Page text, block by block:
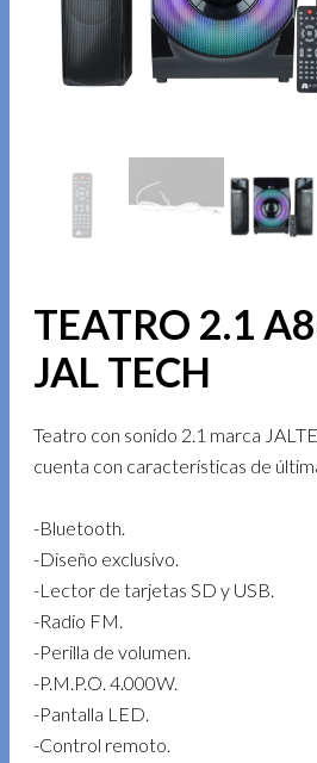
TEATRO 2.1
JAL TECH
Teatro con sonido 2.1 marca
cuenta con características de
-Bluetooth.
-Diseño exclusivo.
-Lector de tarjetas SD y USB.
-Radio FM.
-Perilla de volumen.
-P.M.P.O. 4.000W.
-Pantalla LED.
-Control remoto.